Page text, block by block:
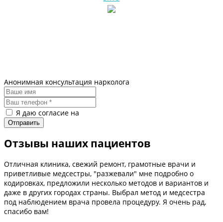
Анонимная консультация нарколога
Я даю согласие на
Отзывы наших пациентов
Отличная клиника, свежий ремонт, грамотные врачи и
приветливые медсестры, "разжевали" мне подробно о
кодировках, предложили несколько методов и вариантов и
даже в других городах страны. Выбрал метод и медсестра
под наблюдением врача провела процедуру. Я очень рад,
спасибо вам!